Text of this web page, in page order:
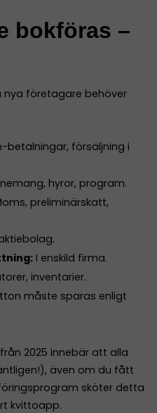
bokföras –
nya företagare behöver
betalningar, försäljning i
hyror, program.
preliminärskatt,
I enskild firma.
inventarier.
måste sparas enligt
2025 innebär att alla
även om du fått
sköter detta
kvittoapp.